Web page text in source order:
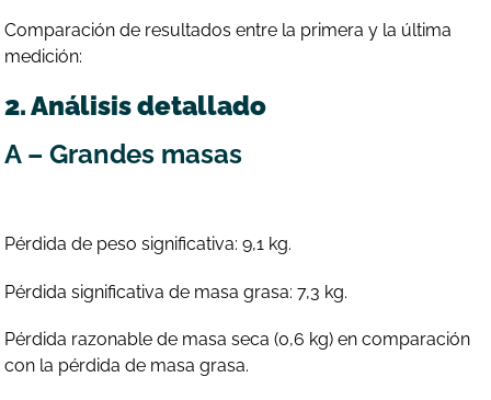
Comparación de resultados entre la primera y la última
medición:
2. Análisis detallado
A – Grandes masas
Pérdida de peso significativa: 9,1 kg.
Pérdida significativa de masa grasa: 7,3 kg.
Pérdida razonable de masa seca (0,6 kg) en comparación
con la pérdida de masa grasa.